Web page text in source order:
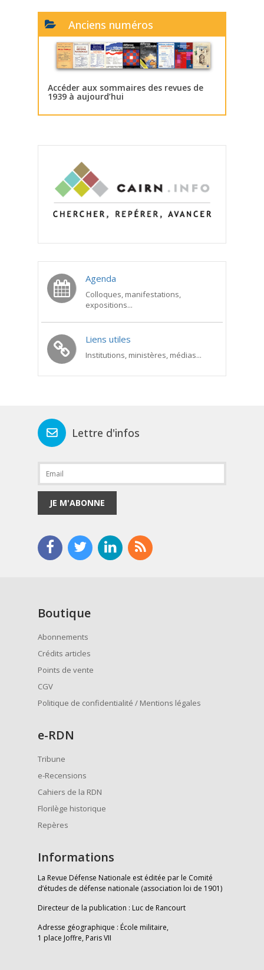
Anciens numéros
Accéder aux sommaires des revues de
1939 à aujourd’hui
Agenda
Colloques, manifestations,
expositions...
Liens utiles
Institutions, ministères, médias...
Lettre d'infos
JE M'ABONNE
Boutique
Abonnements
Crédits articles
Points de vente
CGV
Politique de confidentialité / Mentions légales
e-RDN
Tribune
e-Recensions
Cahiers de la RDN
Florilège historique
Repères
Informations
La Revue Défense Nationale est éditée par le Comité
d’études de défense nationale (association loi de 1901)
Directeur de la publication : Luc de Rancourt
Adresse géographique : École militaire,
1 place Joffre, Paris VII